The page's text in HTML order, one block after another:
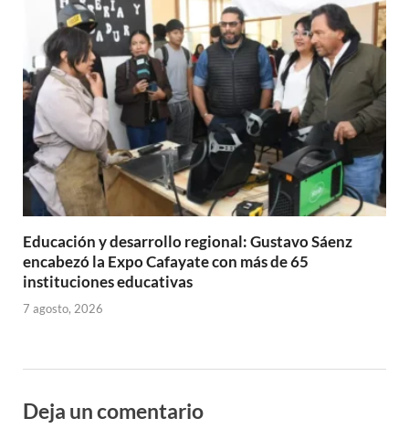
Educación y desarrollo regional: Gustavo Sáenz
encabezó la Expo Cafayate con más de 65
instituciones educativas
7 agosto, 2026
Deja un comentario